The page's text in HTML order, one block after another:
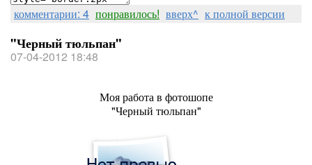
комментарии: 4 понравилось! вверх^ к полной версии
"Черный тюльпан"
07-04-2012 18:48
Моя работа в фотошопе
"Черный тюльпан"